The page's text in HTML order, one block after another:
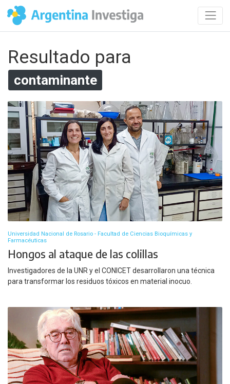
Resultado para
contaminante
Universidad Nacional de Rosario - Facultad de Ciencias Bioquímicas y
Farmacéuticas
Hongos al ataque de las colillas
Investigadores de la UNR y el CONICET desarrollaron una técnica
para transformar los residuos tóxicos en material inocuo.